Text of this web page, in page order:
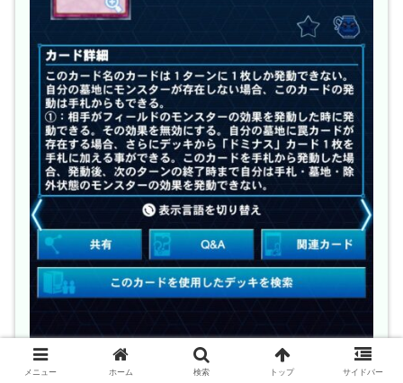
メニュー ホーム 検索 トップ サイドバー